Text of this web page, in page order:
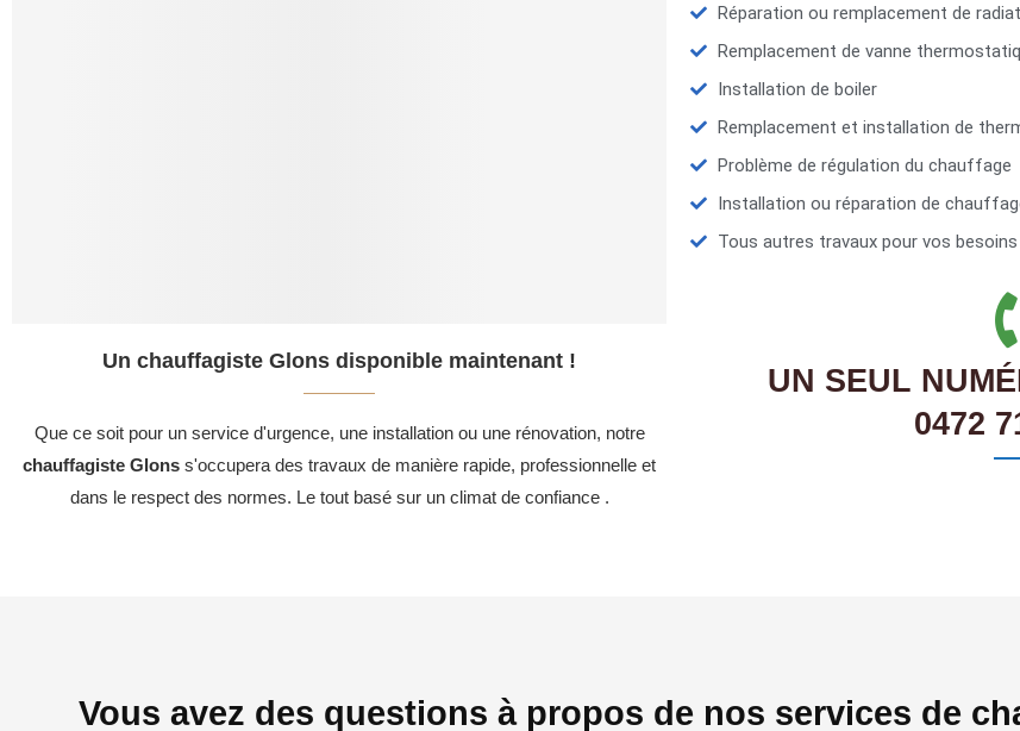
Un chauffagiste Glons disponible maintenant !
Que ce soit pour un service d'urgence, une installation ou une rénovation, notre
chauffagiste Glons s'occupera des travaux de manière rapide, professionnelle et
dans le respect des normes. Le tout basé sur un climat de confiance .
Réparation ou remplacement de
Remplacement de vanne
Installation de boiler
Remplacement et installation de
Problème de régulation du chauffage
Installation ou réparation de
Tous autres travaux pour vos
UN SEUL
0472
Vous avez des questions à propos de nos services de